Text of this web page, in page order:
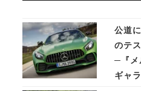
公道
のテ
─『メ
ギャ